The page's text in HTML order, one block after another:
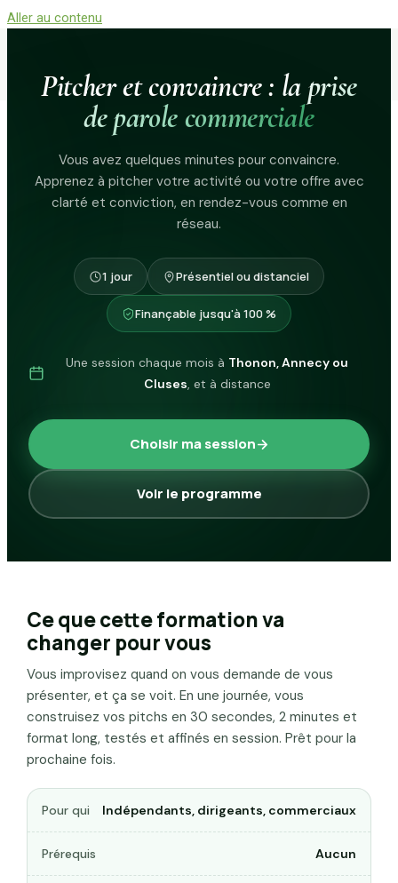
Aller au contenu
Pitcher et convaincre : la prise
de parole commerciale
Vous avez quelques minutes pour convaincre.
Apprenez à pitcher votre activité ou votre offre avec
clarté et conviction, en rendez-vous comme en
réseau.
1 jour Présentiel ou distanciel
Finançable jusqu'à 100 %
Une session chaque mois à Thonon, Annecy ou
Cluses, et à distance
Choisir ma session
Voir le programme
Ce que cette formation va
changer pour vous
Vous improvisez quand on vous demande de vous
présenter, et ça se voit. En une journée, vous
construisez vos pitchs en 30 secondes, 2 minutes et
format long, testés et affinés en session. Prêt pour la
prochaine fois.
Pour qui Indépendants, dirigeants, commerciaux
Prérequis Aucun